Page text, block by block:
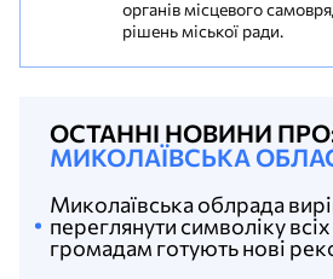
органів місцевого
рішень міської ради.
ОСТАННІ НОВИНИ
МИКОЛАЇВСЬКА
Миколаївська облрада
переглянути символіку всіх
громадам готують нові